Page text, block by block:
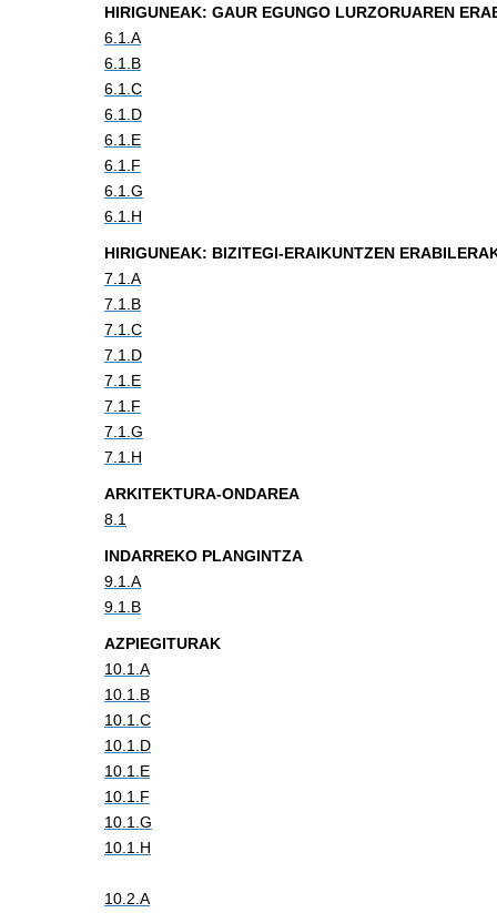
HIRIGUNEAK: GAUR EGUNGO LURZORUAREN
6.1.A
6.1.B
6.1.C
6.1.D
6.1.E
6.1.F
6.1.G
6.1.H
HIRIGUNEAK: BIZITEGI-ERAIKUNTZEN
7.1.A
7.1.B
7.1.C
7.1.D
7.1.E
7.1.F
7.1.G
7.1.H
ARKITEKTURA-ONDAREA
8.1
INDARREKO PLANGINTZA
9.1.A
9.1.B
AZPIEGITURAK
10.1.A
10.1.B
10.1.C
10.1.D
10.1.E
10.1.F
10.1.G
10.1.H
10.2.A